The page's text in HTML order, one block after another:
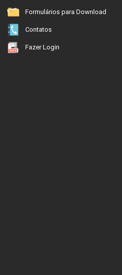
Formulários para Download
Contatos
Fazer Login